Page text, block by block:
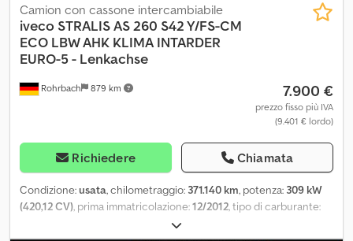
Rohrbach 879 km
Camion con cassone intercambiabile
iveco STRALIS AS 260 S42 Y/FS-CM
ECO LBW AHK KLIMA INTARDER
EURO-5 - Lenkachse
7.900 €
prezzo fisso più IVA
(9.401 € lordo)
Richiedere Chiamata
Condizione:usata, chilometraggio: 371.140 km, potenza: 309 kW
(420,12 CV), prima immatricolazione:12/2012, tipo di carburante:
, peso massimo di carico: